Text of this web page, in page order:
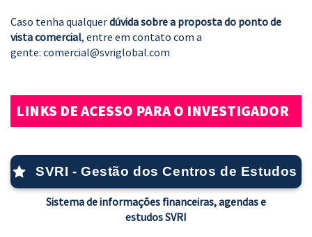
Caso tenha qualquerdúvida sobre a proposta do ponto de
vista comercial, entre em contato com a
gente: comercial@svriglobal.com
LINKS DE ACESSO PARA O INVESTIGADOR
SVRI - Gestão dos Centros de Estudos
Sistema de informações financeiras, agendas e
estudos SVRI